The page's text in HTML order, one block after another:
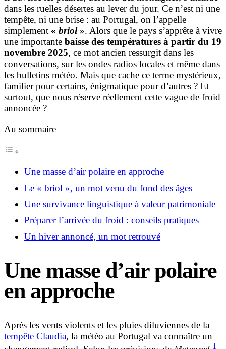
dans les ruelles désertes au lever du jour. Ce n’est ni une
tempête, ni une brise : au Portugal, on l’appelle
simplement « briol ». Alors que le pays s’apprête à vivre
une importante baisse des températures à partir du 19
novembre 2025, ce mot ancien ressurgit dans les
conversations, sur les ondes radios locales et même dans
les bulletins météo. Mais que cache ce terme mystérieux,
familier pour certains, énigmatique pour d’autres ? Et
surtout, que nous réserve réellement cette vague de froid
annoncée ?
Au sommaire
Une masse d’air polaire en approche
Le « briol », un mot venu du fond des âges
Une survivance linguistique à valeur patrimoniale
Préparer l’arrivée du froid : conseils pratiques
Un hiver annoncé, un mot retrouvé
Une masse d’air polaire
en approche
Après les vents violents et les pluies diluviennes de la
tempête Claudia, la météo au Portugal va connaître un
1